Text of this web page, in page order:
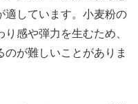
適しています。小麦粉の
感や弾力を生むため、
が難しいことがありま